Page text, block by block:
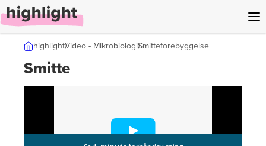
highlightVideo - MikrobiologiSmitteforebyggelse
Smitte